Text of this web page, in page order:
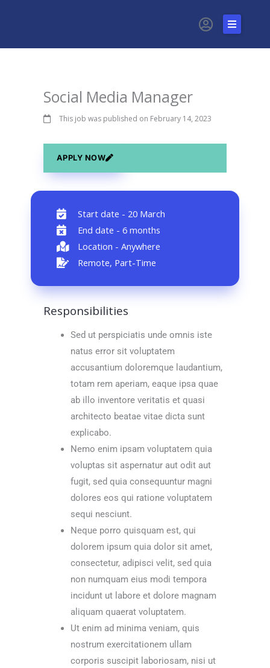
About Us
Service
Blog
Social Media Manager
This job was published on February 14, 2023
APPLY NOW
Start date - 20 March
End date - 6 months
Location - Anywhere
Remote, Part-Time
Responsibilities
Sed ut perspiciatis unde omnis iste
natus error sit voluptatem
accusantium doloremque laudantium,
totam rem aperiam, eaque ipsa quae
ab illo inventore veritatis et quasi
architecto beatae vitae dicta sunt
explicabo.
Nemo enim ipsam voluptatem quia
voluptas sit aspernatur aut odit aut
fugit, sed quia consequuntur magni
dolores eos qui ratione voluptatem
sequi nesciunt.
Neque porro quisquam est, qui
dolorem ipsum quia dolor sit amet,
consectetur, adipisci velit, sed quia
non numquam eius modi tempora
incidunt ut labore et dolore magnam
aliquam quaerat voluptatem.
Ut enim ad minima veniam, quis
nostrum exercitationem ullam
corporis suscipit laboriosam, nisi ut